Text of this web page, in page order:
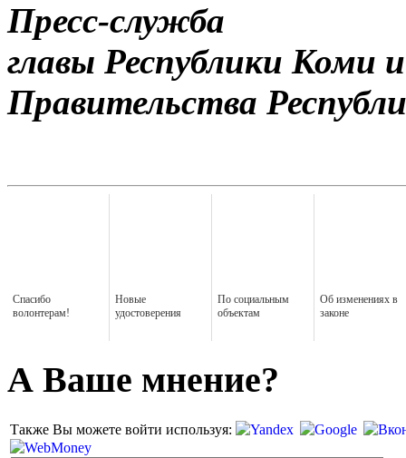
Пресс-служба
главы Республики Коми и
Правительства
Спасибо
волонтерам!
Новые
удостоверения
По социальным
объектам
Об изменениях в
законе
А Ваше мнение?
Также Вы можете войти используя: